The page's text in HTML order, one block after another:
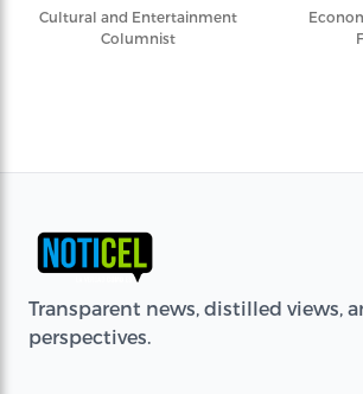
Cultural and Entertainment
Columnist
Transparent news, distilled views,
perspectives.